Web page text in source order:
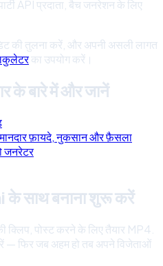
API प्रदाता, बैच जनरेशन के लिए
की तुलना करें, और अपनी असली लागत
का उपयोग करें।
के बारे में और जानें
फ़ायदे, नुकसान और फ़ैसला
जनरेटर
साथ बनाना शुरू करें
पोस्ट करने के लिए तैयार MP4.
— फिर जब अहम हो तब अपने विजेताओं